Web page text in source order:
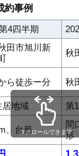
14万円
14万円
14万円
14万円
14万円
14万円
14万円
約事例
4四半期
田市旭川新
秋
ら徒歩ー分 秋
居地域 第
、台形
間
形
スクロールできます
町新屋沖田町
浜町新屋栗田町新屋
屋鳥木町新屋比内町
野町新屋町新屋松美
新屋松美ガ丘南町新
新屋割山町 飯
飯島松根西町飯島松
泉一ノ坪 泉釜ノ
牛島東牛島南 大住大
金足下刈上北手荒巻
野町川尻大川町 川
川尻みよし町川尻若
河辺松渕河
和町旭南旭北錦町港
蔵田御所野下堤御所
山王新町